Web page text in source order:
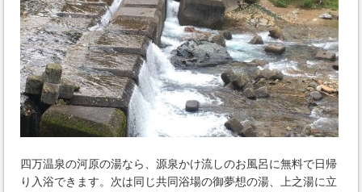
四万温泉の河原の湯なら、源泉かけ流しのお風呂に無料で日帰
り入浴できます。次は同じ共同浴場の御夢想の湯、上之湯に立